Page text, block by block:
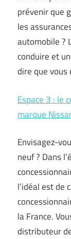
prévenir que
les
automobile ?
conduire et
dire que
Espace 3 : le
marque
Envisagez-
neuf ? Dans
l’idéal est de
la France.
distributeur